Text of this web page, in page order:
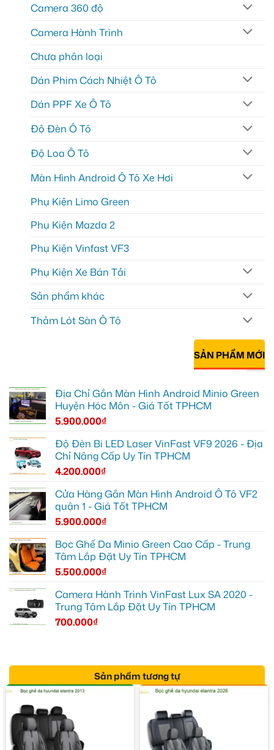
Camera 360 độ
Camera Hành Trình
Chưa phân loại
Dán Phim Cách Nhiệt Ô Tô
Dán PPF Xe Ô Tô
Độ Đèn Ô Tô
Độ Loa Ô Tô
Màn Hình Android Ô Tô Xe Hơi
Phụ Kiện Limo Green
Phụ Kiện Mazda 2
Phụ Kiện Vinfast VF3
Phụ Kiện Xe Bán Tải
Sản phẩm khác
Thảm Lót Sàn Ô Tô
SẢN PHẨM MỚI
Địa Chỉ Gắn Màn Hình Android Minio Green
Huyện Hóc Môn - Giá Tốt TPHCM
5.900.000₫
Độ Đèn Bi LED Laser VinFast VF9 2026 - Địa
Chỉ Nâng Cấp Uy Tín TPHCM
4.200.000₫
Cửa Hàng Gắn Màn Hình Android Ô Tô VF2
quận 1 - Giá Tốt TPHCM
5.900.000₫
Bọc Ghế Da Minio Green Cao Cấp - Trung
Tâm Lắp Đặt Uy Tín TPHCM
5.500.000₫
Camera Hành Trình VinFast Lux SA 2020 -
Trung Tâm Lắp Đặt Uy Tín TPHCM
700.000₫
Sản phẩm tương tự